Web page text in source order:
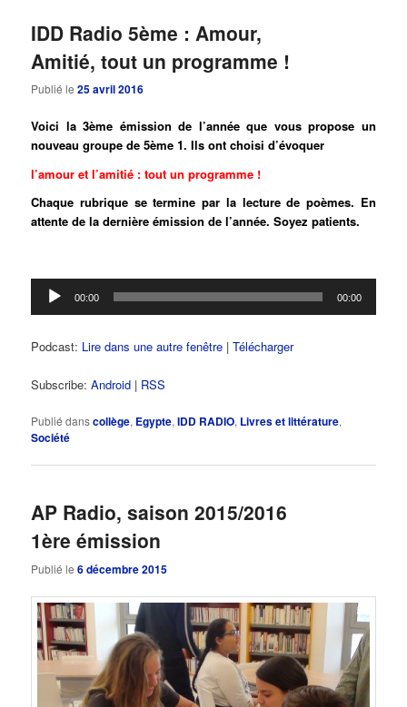
IDD Radio 5ème : Amour,
Amitié, tout un programme !
Publié le25 avril 2016
Voici la 3ème émission de l’année que vous propose un
nouveau groupe de 5ème 1. Ils ont choisi d’évoquer
l’amour et l’amitié : tout un programme !
Chaque rubrique se termine par la lecture de poèmes. En
attente de la dernière émission de l’année. Soyez patients.
Lecteur
audio
00:00 00:00
Podcast: Lire dans une autre fenêtre |Télécharger
Subscribe:Android | RSS
Publié danscollège, Egypte,IDD RADIO, Livres et littérature,
Société
AP Radio, saison 2015/2016
1ère émission
Publié le6 décembre 2015